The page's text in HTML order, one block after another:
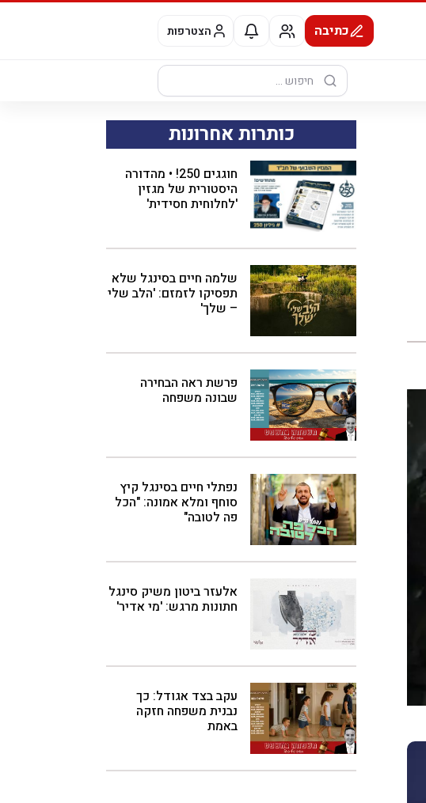
כתיבה הצטרפות
חיפוש:
כותרות אחרונות
חוגגים 250! • מהדורה
היסטורית של מגזין
'לחלוחית חסידית'
שלמה חיים בסינגל שלא
תפסיקו לזמזם: 'הלב שלי
– שלך'
פרשת ראה הבחירה
שבונה משפחה
נפתלי חיים בסינגל קיץ
סוחף ומלא אמונה: "הכל
פה לטובה"
אלעזר ביטון משיק סינגל
חתונות מרגש: 'מי אדיר'
עקב בצד אגודל: כך
נבנית משפחה חזקה
באמת